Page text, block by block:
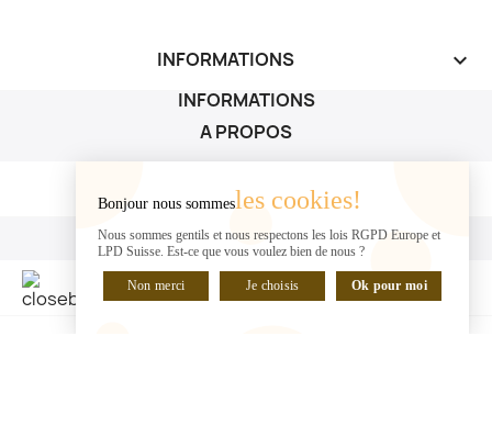
INFORMATIONS keyboard_arrow_down
INFORMATIONS
A PROPOS
A PROPOS
VOTRE COMPTE
VOTRE COMPTE
Bonjour nous sommesles cookies!
Nous sommes gentils et nous respectons les lois RGPD Europe et
LPD Suisse. Est-ce que vous voulez bien de nous ?
Non merci Je choisis Ok pour moi
DISCUTER EN LIGNE